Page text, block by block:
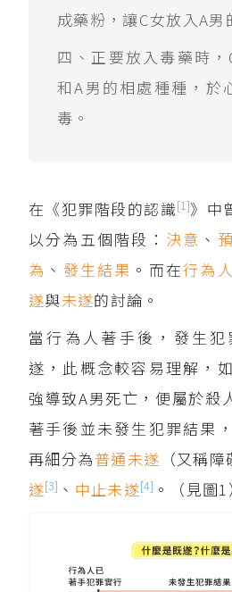
成藥粉，讓C女放入A男
四、正要放入毒藥時
和A男的相處種種，於
毒。
在《犯罪階段的認識[1]》中
以分為五個階段： 決意 、
為 、 發生結果 。而在行為人
遂與未遂的討論。
當行為人著手後，發生
遂，此概念較容易理解，
強導致A男死亡，便屬於殺
著手後並未發生犯罪結果
再細分為普通未遂 （又稱
遂[3] 、 中止未遂[4] 。（見圖1